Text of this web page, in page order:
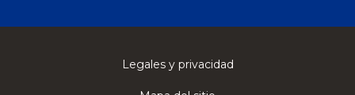
Legales y privacidad